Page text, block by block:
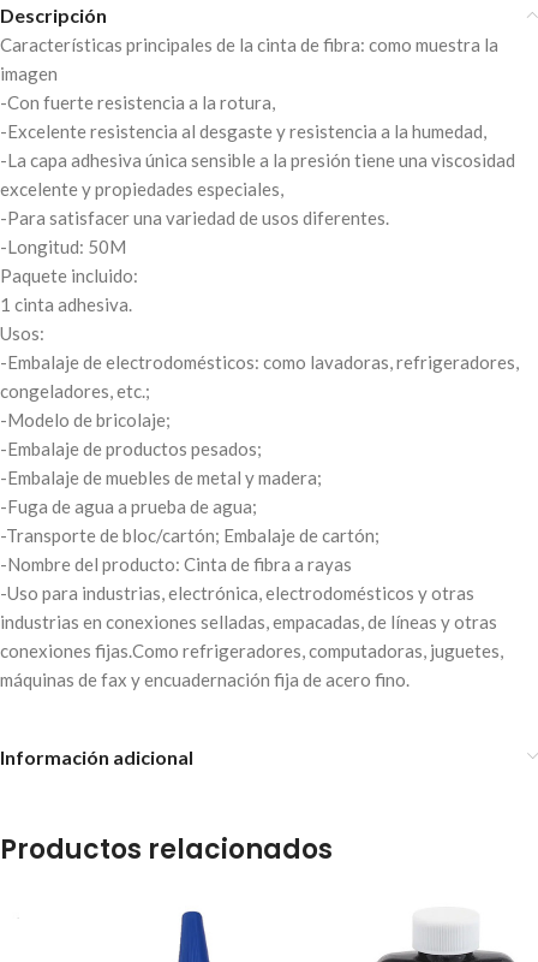
Descripción
Características principales de la cinta de fibra: como muestra la
imagen
-Con fuerte resistencia a la rotura,
-Excelente resistencia al desgaste y resistencia a la humedad,
-La capa adhesiva única sensible a la presión tiene una viscosidad
excelente y propiedades especiales,
-Para satisfacer una variedad de usos diferentes.
-Longitud: 50M
Paquete incluido:
1 cinta adhesiva.
Usos:
-Embalaje de electrodomésticos: como lavadoras, refrigeradores,
congeladores, etc.;
-Modelo de bricolaje;
-Embalaje de productos pesados;
-Embalaje de muebles de metal y madera;
-Fuga de agua a prueba de agua;
-Transporte de bloc/cartón; Embalaje de cartón;
-Nombre del producto: Cinta de fibra a rayas
-Uso para industrias, electrónica, electrodomésticos y otras
industrias en conexiones selladas, empacadas, de líneas y otras
conexiones fijas.Como refrigeradores, computadoras, juguetes,
máquinas de fax y encuadernación fija de acero fino.
Información adicional
Productos relacionados